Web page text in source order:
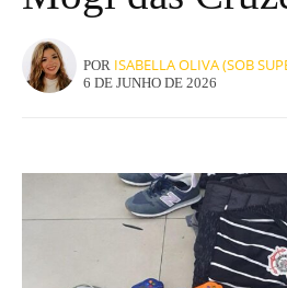
POR ISABELLA OLIVA (SOB
6 DE JUNHO DE 2026